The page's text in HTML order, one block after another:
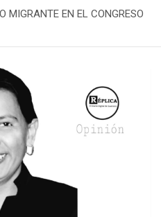
MIGRANTE EN EL CONGRESO